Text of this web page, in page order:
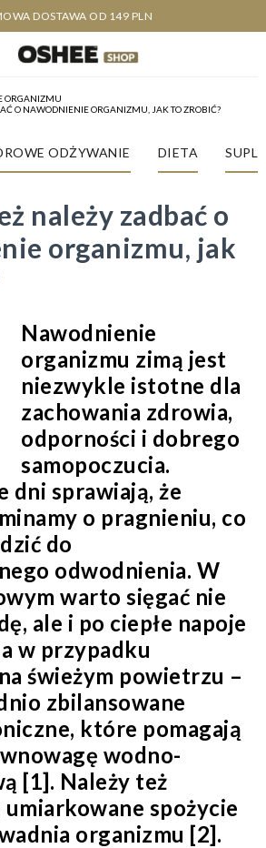
DOSTAWA OD 149 PLN
ORGANIZMU
O NAWODNIENIE ORGANIZMU, JAK TO ZROBIĆ?
ODŻYWANIE DIETA
należy zadbać o
organizmu, jak
Nawodnienie
organizmu zimą jest
niezwykle istotne dla
zachowania zdrowia,
odporności i dobrego
samopoczucia.
dni sprawiają, że
o pragnieniu, co
do
odwodnienia. W
warto sięgać nie
ale i po ciepłe napoje
w przypadku
świeżym powietrzu –
zbilansowane
które pomagają
wodno-
[1]. Należy też
umiarkowane spożycie
organizmu [2].